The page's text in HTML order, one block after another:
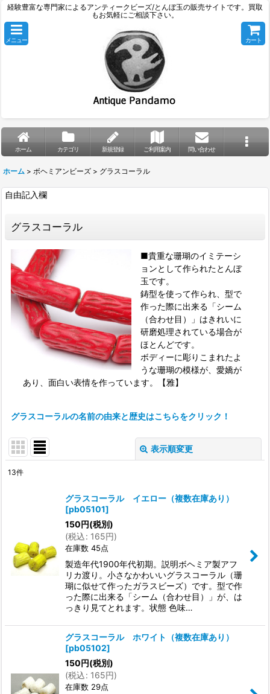
経験豊富な専門家によるアンティークビーズ/とんぼ玉の販売サイトです。買取
もお気軽にご相談下さい。
メニュー カート
ホーム カテゴリ 新規登録 ご利用案内 問い合わせ
ホーム > ボヘミアンビーズ > グラスコーラル
自由記入欄
グラスコーラル
■貴重な珊瑚のイミテーシ
ョンとして作られたとんぼ
玉です。
鋳型を使って作られ、型で
作った際に出来る「シーム
（合わせ目）」はきれいに
研磨処理されている場合が
ほとんどです。
ボディーに彫りこまれたよ
うな珊瑚の模様が、愛嬌が
あり、面白い表情を作っています。【雅】
グラスコーラルの名前の由来と歴史はこちらをクリック！
表示順変更
13件
グラスコーラル イエロー（複数在庫あり）
[pb05101]
150円(税別)
(税込: 165円)
在庫数 45点
製造年代1900年代初期。説明ボヘミア製アフ
リカ渡り。小さなかわいいグラスコーラル（珊
瑚に似せて作ったガラスビーズ）です。型で作
った際に出来る「シーム（合わせ目）」が、は
っきり見てとれます。状態 色味…
グラスコーラル ホワイト（複数在庫あり）
[pb05102]
150円(税別)
(税込: 165円)
在庫数 29点